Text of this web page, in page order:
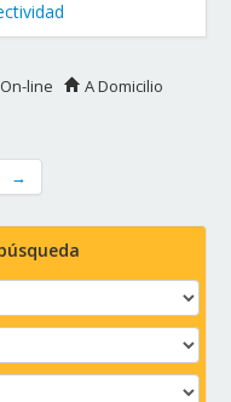
line A Domicilio
→